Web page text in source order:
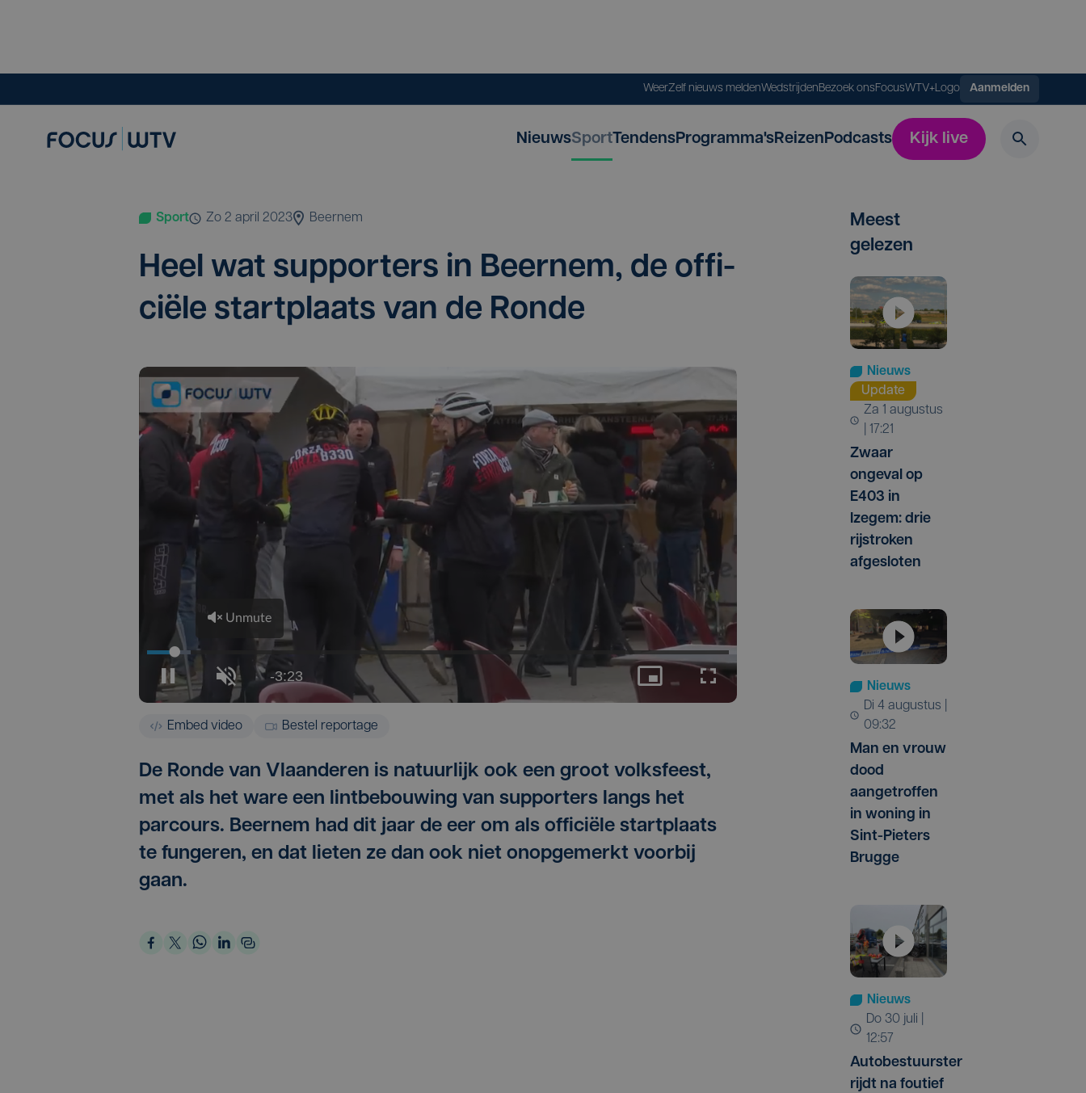
WeerZelf nieuws meldenWedstrijdenBezoek onsFocusWTV+Logo Aanmelden
NieuwsSportTendensProgramma'sReizenPodcasts Kijk live
Sport zo 2 april 2023 Beernem
Heel wat sup­por­ters in Beer­nem, de offi­
ci­ë­le start­plaats van de Ronde
Embed video Bestel reportage
De Ronde van Vlaanderen is natuurlijk ook een groot volksfeest,
met als het ware een lintbebouwing van supporters langs het
parcours. Beernem had dit jaar de eer om als officiële startplaats
te fungeren, en dat lieten ze dan ook niet onopgemerkt voorbij
gaan.
Meest
gelezen
Nieuws
Update
za 1 augustus
| 17:21
Zwaar
ongeval op
E403 in
Izegem: drie
rijstroken
afgesloten
Nieuws
di 4 augustus |
09:32
Man en vrouw
dood
aangetroffen
in woning in
Sint-Pieters
Brugge
Nieuws
do 30 juli |
12:57
Autobestuurster
rijdt na foutief